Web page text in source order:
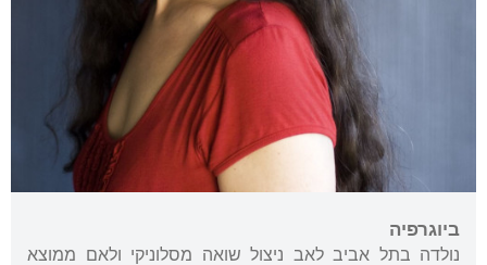
ביוגרפיה
נולדה בתל אביב לאב ניצול שואה מסלוניקי ולאם ממוצא